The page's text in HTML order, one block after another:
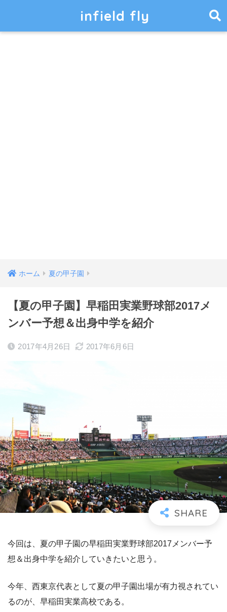
infield fly
ホーム 夏の甲子園
【夏の甲子園】早稲田実業野球部2017メ
ンバー予想＆出身中学を紹介
2017年4月26日 2017年6月6日
今回は、夏の甲子園の早稲田実業野球部2017メンバー予
想＆出身中学を紹介していきたいと思う。
今年、西東京代表として夏の甲子園出場が有力視されてい
るのが、早稲田実業高校である。